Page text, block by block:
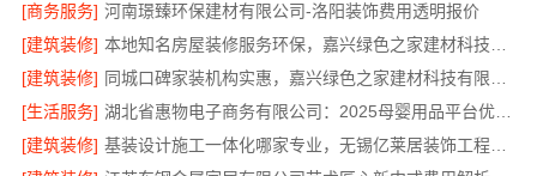
[商务服务] 河南璟臻环保建材有限公司-洛阳装饰费用透明报价
[建筑装修]
[建筑装修]
[生活服务]
湖北省惠物电子商务有限公司：2025母婴用品平台优缺点分析
[建筑装修]
基装设计施工一体化哪家专业，无锡亿莱居装饰工程材料有限公司